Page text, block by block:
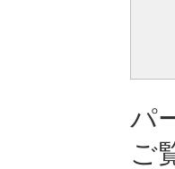
パ
ご